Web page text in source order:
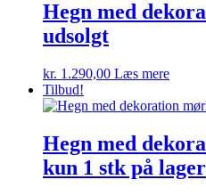
Hegn med
udsolgt
kr. 1.290,00 Læs mere
Tilbud!
Hegn med
kun 1 stk på lager